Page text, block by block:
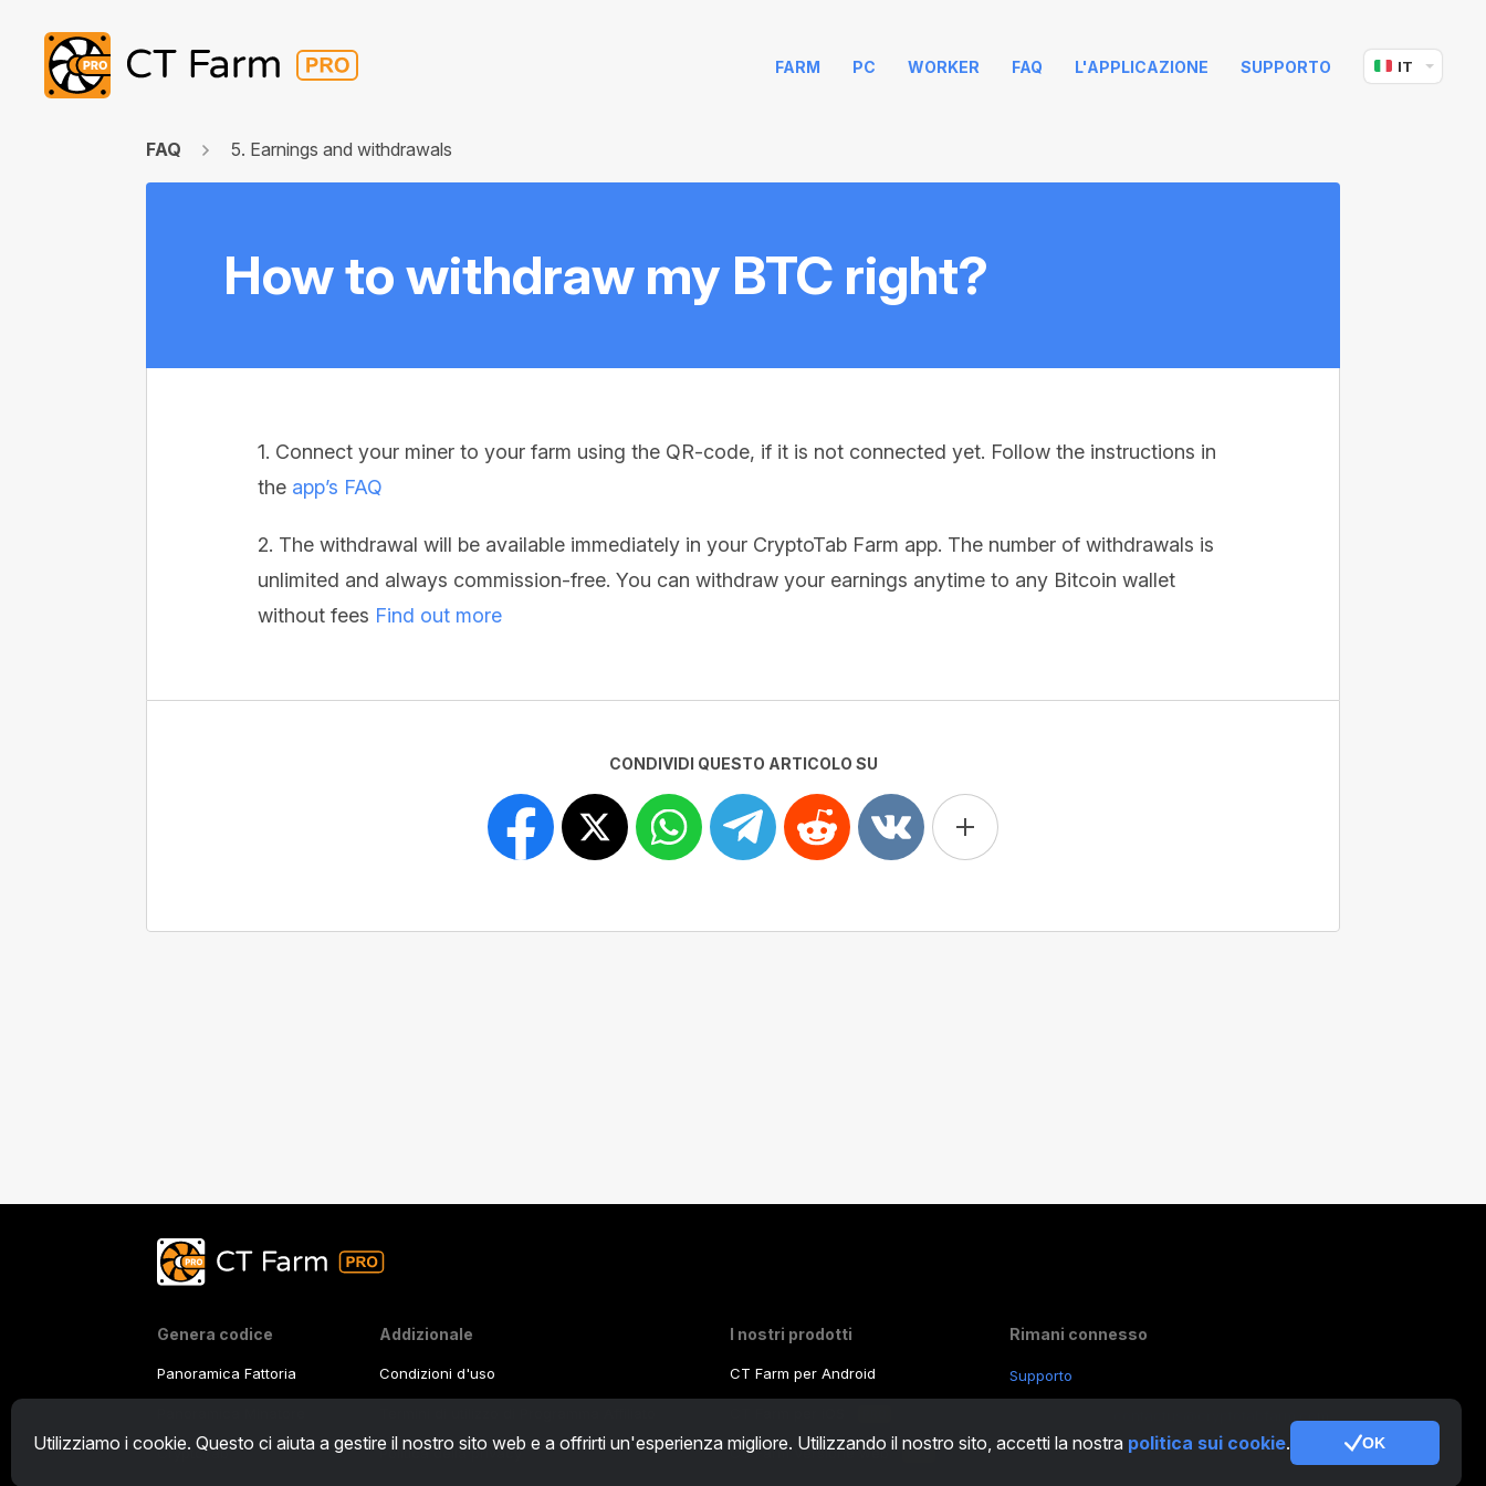
FARM PC WORKER FAQ L'APPLICAZIONE SUPPORTO IT
FAQ 5. Earnings and withdrawals
How to withdraw my BTC right?
1. Connect your miner to your farm using the QR-code, if it is not connected yet. Follow the instructions in
the app’s FAQ
2. The withdrawal will be available immediately in your CryptoTab Farm app. The number of withdrawals is
unlimited and always commission-free. You can withdraw your earnings anytime to any Bitcoin wallet
without fees Find out more
CONDIVIDI QUESTO ARTICOLO SU
Utilizziamo i cookie. Questo ci aiuta a gestire il nostro sito web e a offrirti un'esperienza migliore. Utilizzando il nostro sito, accetti la nostra politica sui cookie. OK
Genera codice
Panoramica Fattoria
CryptoTab
Addizionale
Condizioni d'uso
Politica della privacy
I nostri prodotti
CT Farm per Android
CT Farm Versione web
Rimani connesso
Supporto